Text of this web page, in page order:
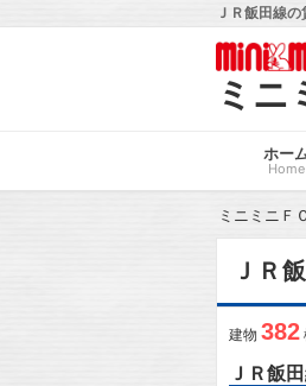
ＪＲ飯田線
ミニ
ホー
Home
ミニミニＦ
ＪＲ
建物 382
ＪＲ飯